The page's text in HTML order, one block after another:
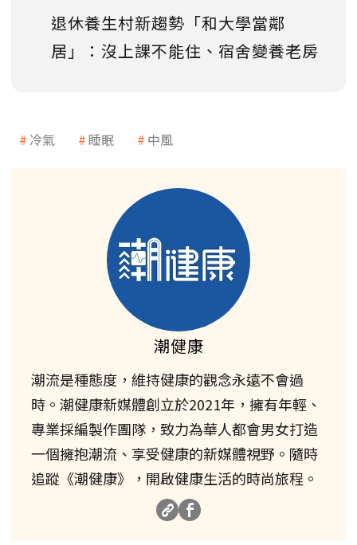
退休養生村新趨勢「和大學當鄰
居」：沒上課不能住、宿舍變養老房
冷氣 睡眠 中風
潮健康
潮流是種態度，維持健康的觀念永遠不會過
時。潮健康新媒體創立於2021年，擁有年輕、
專業採編製作團隊，致力為華人都會男女打造
一個擁抱潮流、享受健康的新媒體視野。隨時
追蹤《潮健康》，開啟健康生活的時尚旅程。